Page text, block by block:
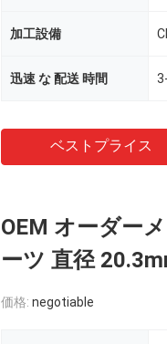
加工設備
迅速 な 配送 時間
ベストプライス
OEM オーダー
ーツ 直径
価格: negotiable